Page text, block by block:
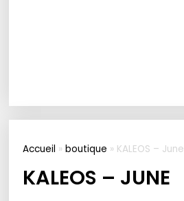
Accueil »boutique » KALEOS – June
KALEOS – JUNE